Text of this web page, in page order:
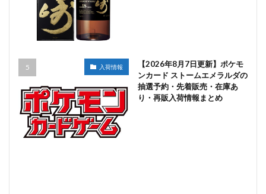
入荷情報
【2026年8月7日更新】ポケモ
ンカード ストームエメラルダの
抽選予約・先着販売・在庫あ
り・再販入荷情報まとめ